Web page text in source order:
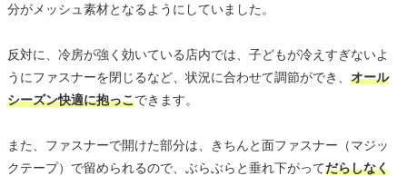
分がメッシュ素材となるようにしていました。
反対に、冷房が強く効いている店内では、子どもが冷えすぎないよ
うにファスナーを閉じるなど、状況に合わせて調節ができ、 オール
シーズン快適に抱っこできます。
また、ファスナーで開けた部分は、きちんと面ファスナー（マジッ
クテープ）で留められるので、ぶらぶらと垂れ下がってだらしなく